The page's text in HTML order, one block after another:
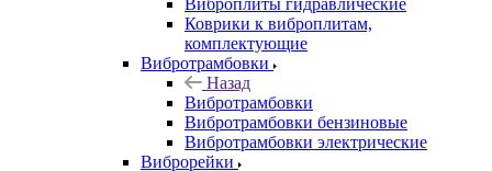
Виброплиты гидравлические
Коврики к виброплитам,
комплектующие
Вибротрамбовки
Назад
Вибротрамбовки
Вибротрамбовки бензиновые
Вибротрамбовки электрические
Виброрейки